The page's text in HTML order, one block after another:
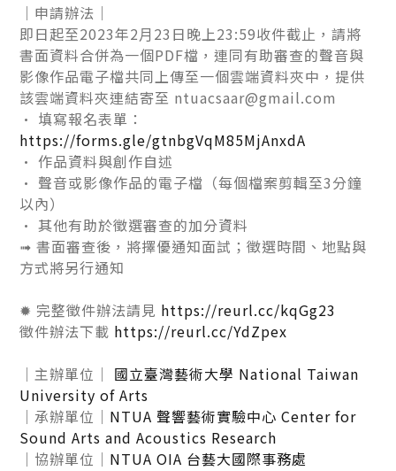
｜申請辦法｜
即日起⾄2023年2⽉23日晚上23:59收件截⽌，請將
書面資料合併為一個PDF檔，連同有助審查的聲音與
影像作品電子檔共同上傳至一個雲端資料夾中，提供
該雲端資料夾連結寄至 ntuacsaar@gmail.com
• 填寫報名表單：
https://forms.gle/gtnbgVqM85MjAnxdA
• 作品資料與創作⾃述
• 聲音或影像作品的電子檔（每個檔案剪輯至3分鐘
以內）
• 其他有助於徵選審查的加分資料
➟ 書面審查後，將擇優通知面試；徵選時間、地點與
方式將另行通知
✹ 完整徵件辦法請見 https://reurl.cc/kqGg23
徵件辦法下載 https://reurl.cc/YdZpex
｜主辦單位｜ 國立臺灣藝術大學 National Taiwan
University of Arts
｜承辦單位｜ NTUA 聲響藝術實驗中心 Center for
Sound Arts and Acoustics Research
｜協辦單位｜ NTUA OIA 台藝大國際事務處